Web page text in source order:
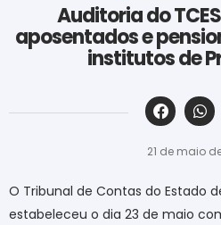
Auditoria do
aposentados e
institutos de
21 de maio
O Tribunal de Contas do Estado
estabeleceu o dia 23 de maio